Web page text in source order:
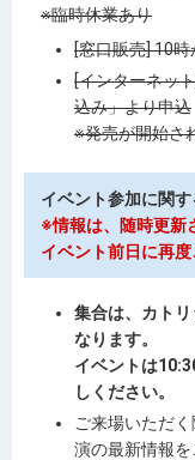
※臨時休業あり
[窓口販売] 10
[インターネッ
込み」より申込
※発売が開始さ
イベント参加に関
※情報は、随時更新
イベント前日に再度
集合は、カト
なります。
イベントは
しください。
ご来場いただ
演の最新情報